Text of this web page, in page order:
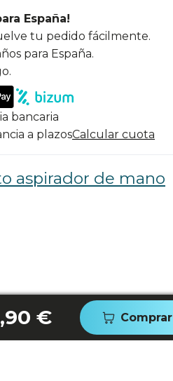
España!
tu pedido fácilmente.
para España.
bancaria
a plazosCalcular cuota
aspirador de mano
€ Comprar